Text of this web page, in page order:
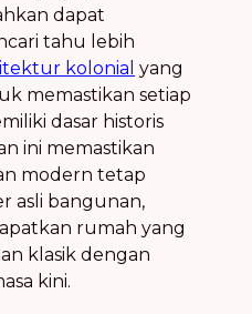
dapat
tahu lebih
kolonial yang
memastikan setiap
dasar historis
ini memastikan
modern tetap
asli bangunan,
rumah yang
klasik dengan
kini.